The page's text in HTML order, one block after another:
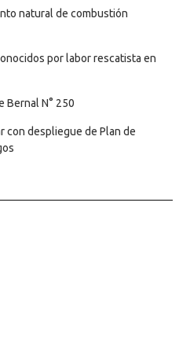
natural de combustión
por labor rescatista en
Bernal N° 250
con despliegue de Plan de